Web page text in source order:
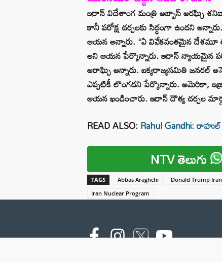
ఇరాన్ విదేశాంగ మంత్రి అబ్బాస్ అరఘ్చి
కానీ పరోక్ష చర్చలకు సిద్ధంగా ఉందని
ఆయన అన్నారు. “ఏ వివేకవంతమైన దేశమూ
అని ఆయన పేర్కొన్నారు. ఇరాన్ న్యాయమైన
అరాఘ్చి అన్నారు. ఐక్యరాజ్యసమితి జనరల్
ఎప్పటికీ లొంగదని పేర్కొన్నారు. అమెరికా,
ఆయన ఖండించారు. ఇరాన్ దౌత్య చర్చల
READ ALSO: Rahul Gandhi:
NTV తెలుగు
TAGS Abbas Araghchi Donald Trump
Iran Nuclear Program